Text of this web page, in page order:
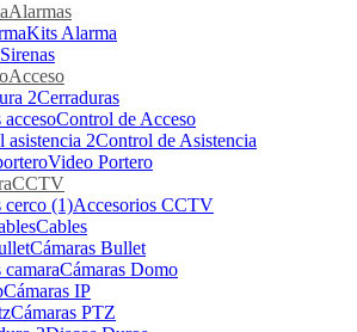
Alarmas
Kits Alarma
Sirenas
Acceso
Cerraduras
Control de Acceso
Control de Asistencia
Video Portero
CCTV
Accesorios CCTV
Cables
Cámaras Bullet
Cámaras Domo
Cámaras IP
Cámaras PTZ